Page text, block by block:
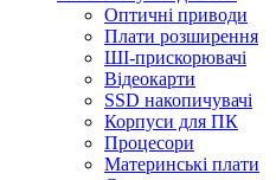
Оптичні приводи
Плати розширення
ШІ-прискорювачі
Відеокарти
SSD накопичувачі
Корпуси для ПК
Процесори
Материнські плати